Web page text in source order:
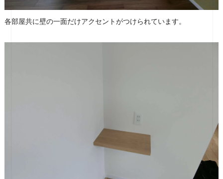
各部屋共に壁の一面だけアクセントがつけられています。